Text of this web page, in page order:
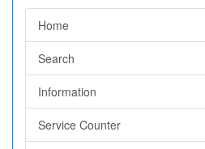
Home
Search
Information
Service Counter